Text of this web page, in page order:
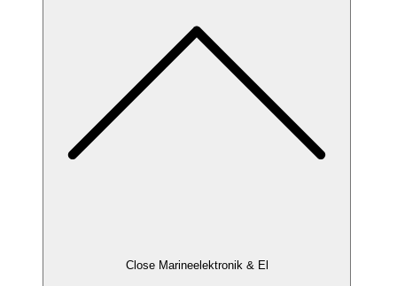
Close Marineelektronik & El